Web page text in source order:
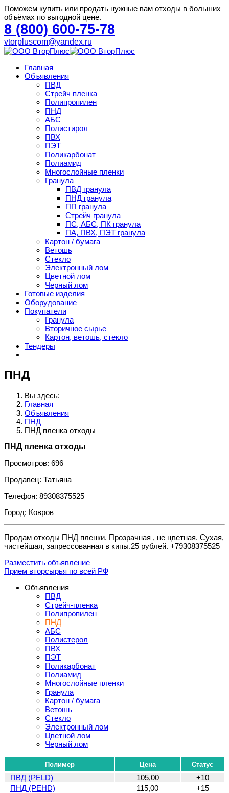
Поможем купить или продать нужные вам отходы в больших
объёмах по выгодной цене.
8 (800) 600-75-78
vtorpluscom@yandex.ru
Главная
Объявления
ПВД
Стрейч пленка
Полипропилен
ПНД
АБС
Полистирол
ПВХ
ПЭТ
Поликарбонат
Полиамид
Многослойные пленки
Гранула
ПВД гранула
ПНД гранула
ПП гранула
Стрейч гранула
ПС, АБС, ПК гранула
ПА, ПВХ, ПЭТ гранула
Картон / бумага
Ветошь
Стекло
Электронный лом
Цветной лом
Черный лом
Готовые изделия
Оборудование
Покупатели
Гранула
Вторичное сырье
Картон, ветошь, стекло
Тендеры
ПНД
Вы здесь:
Главная
Объявления
ПНД
ПНД пленка отходы
ПНД пленка отходы
Просмотров: 696
Продавец: Татьяна
Телефон: 89308375525
Город: Ковров
Продам отходы ПНД пленки. Прозрачная , не цветная. Сухая,
чистейшая, запрессованная в кипы.25 рублей. +79308375525
Разместить объявление
Прием вторсырья по всей РФ
Объявления
ПВД
Стрейч-пленка
Полипропилен
ПНД
АБС
Полистерол
ПВХ
ПЭТ
Поликарбонат
Полиамид
Многослойные пленки
Гранула
Картон / бумага
Ветошь
Стекло
Электронный лом
Цветной лом
Черный лом
Полимер Цена Статус
ПВД (PELD) 105,00
+10
ПНД (PEHD)
115,00
+15